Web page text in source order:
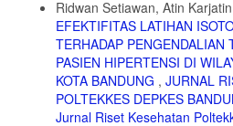
9. Kementrian Kesehatan Republik
Indonesia. Kementerian Kesehatan R I;
10. Karjatin A, Sakti B. Detection of
Sex Workers Atin. Helath Nations.
11. Kementerian Kesehatan RI.
Kedokteran Tatalaksana Kanker
Ridwan Setiawan, Atin
EFEKTIFITAS LATIHAN
TERHADAP PENGENDALIAN
PASIEN HIPERTENSI DI
KOTA BANDUNG , JURNAL
POLTEKKES DEPKES
Jurnal Riset Kesehatan